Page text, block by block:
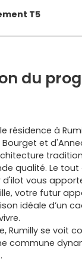
T5
du
résidence à
et
qualité. Le
vous
votre futur
idéale d’un
Rumilly se voit
commune